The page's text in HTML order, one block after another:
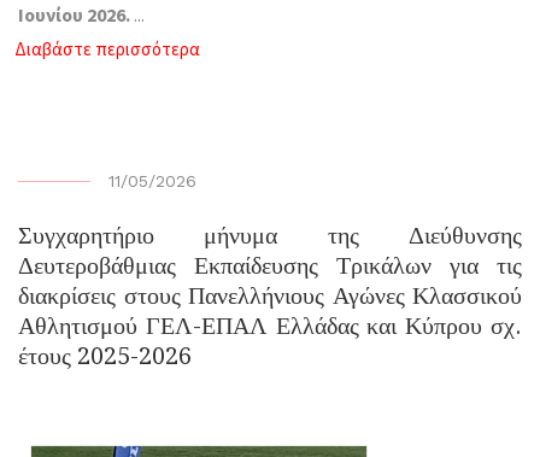
Ιουνίου 2026. ...
Διαβάστε περισσότερα
11/05/2026
Συγχαρητήριο μήνυμα της Διεύθυνσης
Δευτεροβάθμιας Εκπαίδευσης Τρικάλων για τις
διακρίσεις στους Πανελλήνιους Αγώνες Κλασσικού
Αθλητισμού ΓΕΛ-ΕΠΑΛ Ελλάδας και Κύπρου σχ.
έτους 2025-2026